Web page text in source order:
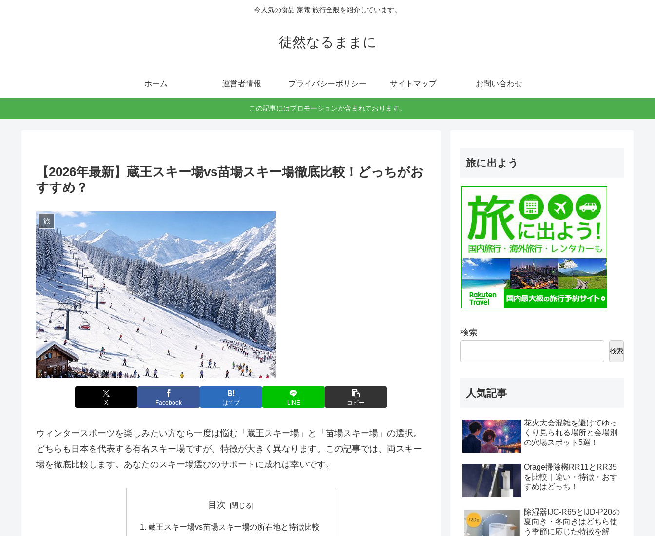
今人気の食品 家電 旅行全般を紹介しています。
徒然なるままに
ホーム 運営者情報 プライバシーポリシー サイトマップ お問い合わせ
この記事にはプロモーションが含まれております。
【2026年最新】蔵王スキー場vs苗場スキー場徹底比較！どっちがお
すすめ？
旅
X Facebook はてブ LINE コピー
ウィンタースポーツを楽しみたい方なら一度は悩む「蔵王スキー場」と「苗場スキー場」の選択。
どちらも日本を代表する有名スキー場ですが、特徴が大きく異なります。この記事では、両スキー
場を徹底比較します。あなたのスキー場選びのサポートに成れば幸いです。
目次
蔵王スキー場vs苗場スキー場の所在地と特徴比較
旅に出よう
検索
検索
人気記事
花火大会混雑を避けてゆっ
くり見られる場所と会場別
の穴場スポット5選！
Orage掃除機RR11とRR35
を比較｜違い・特徴・おす
すめはどっち！
除湿器IJC-R65とIJD-P20の
夏向き・冬向きはどちら使
う季節に応じた特徴を解